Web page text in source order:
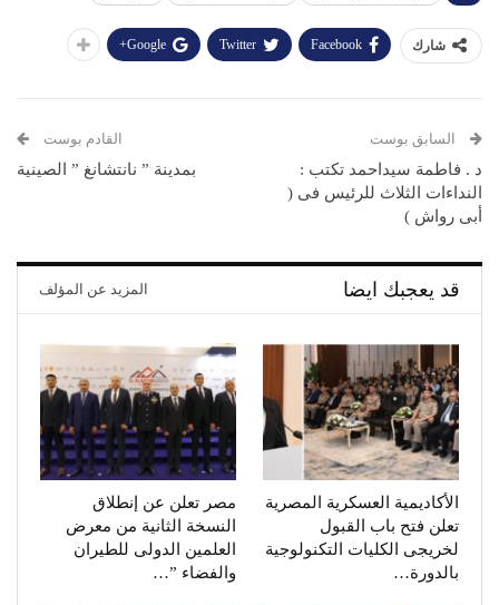
شارك Facebook
Twitter
Google+
السابق بوست
د . فاطمة سيداحمد تكتب :
النداءات الثلاث للرئيس فى (
أبى رواش )
القادم بوست
بمدينة ” نانتشانغ ” الصينية
قد يعجبك ايضا المزيد عن المؤلف
الأكاديمية العسكرية المصرية
تعلن فتح باب القبول
لخريجى الكليات التكنولوجية
بالدورة…
مصر تعلن عن إنطلاق
النسخة الثانية من معرض
العلمين الدولى للطيران
والفضاء ”…